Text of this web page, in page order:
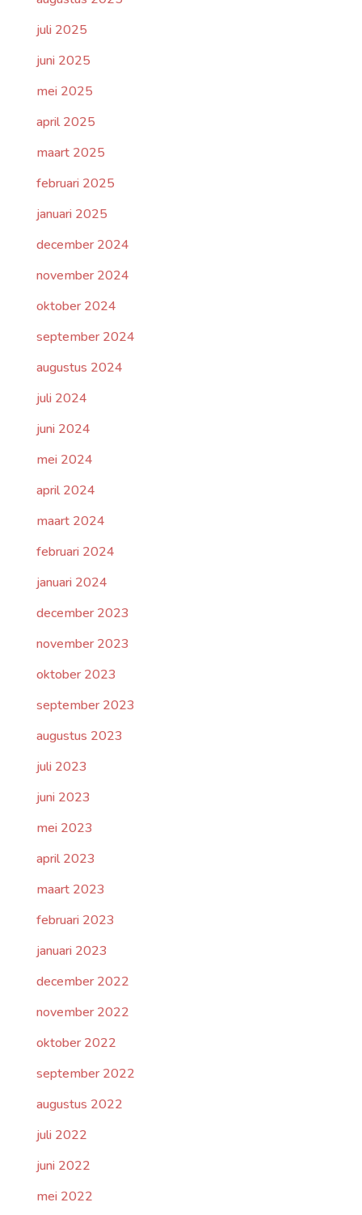
juli 2025
juni 2025
mei 2025
april 2025
maart 2025
februari 2025
januari 2025
december 2024
november 2024
oktober 2024
september 2024
augustus 2024
juli 2024
juni 2024
mei 2024
april 2024
maart 2024
februari 2024
januari 2024
december 2023
november 2023
oktober 2023
september 2023
augustus 2023
juli 2023
juni 2023
mei 2023
april 2023
maart 2023
februari 2023
januari 2023
december 2022
november 2022
oktober 2022
september 2022
augustus 2022
juli 2022
juni 2022
mei 2022